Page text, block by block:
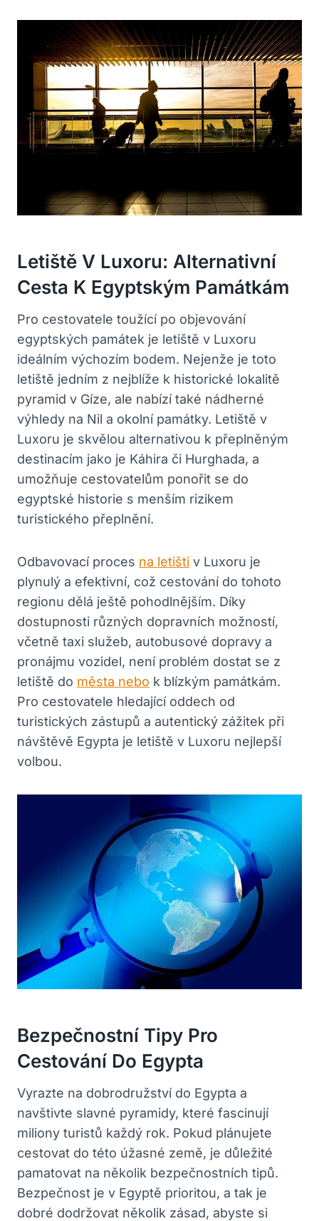
Letiště V Luxoru: Alternativní ​
Cesta K Egyptským Památkám
Pro cestovatele toužící po ‍objevování
egyptských památek je letiště v Luxoru
‍ideálním ‍výchozím ⁤bodem. Nejenže je toto
⁣letiště jedním z​ nejblíže k historické lokalitě
pyramid v Gíze, ⁣ale nabízí také nádherné‌
výhledy na Nil‌ a okolní památky. Letiště v
⁢Luxoru je skvělou alternativou k přeplněným
destinacím jako je‌ Káhira či Hurghada, a⁤
umožňuje cestovatelům ponořit se do
egyptské historie s menším rizikem
turistického přeplnění.
Odbavovací proces na letišti v ‍Luxoru je⁢
plynulý a efektivní, což cestování do‌ tohoto
regionu dělá ještě pohodlnějším. ⁣Díky
dostupnosti různých dopravních možností,
včetně taxi služeb, autobusové dopravy a
pronájmu vozidel, není problém dostat ‍se z
letiště do města nebo k blízkým památkám.
‍Pro cestovatele​ hledající oddech od
turistických zástupů a autentický zážitek při
návštěvě Egypta je‌ letiště v Luxoru nejlepší
volbou.
Bezpečnostní Tipy Pro
Cestování Do‍ Egypta
Vyrazte na dobrodružství ⁤do ⁤Egypta a‍
navštivte slavné⁢ pyramidy, které fascinují
‍miliony turistů každý rok. ⁢Pokud plánujete
cestovat⁣ do této úžasné země, je důležité
pamatovat na několik bezpečnostních tipů.
Bezpečnost je v ⁣Egyptě prioritou, a tak je
dobré dodržovat několik zásad, abyste si